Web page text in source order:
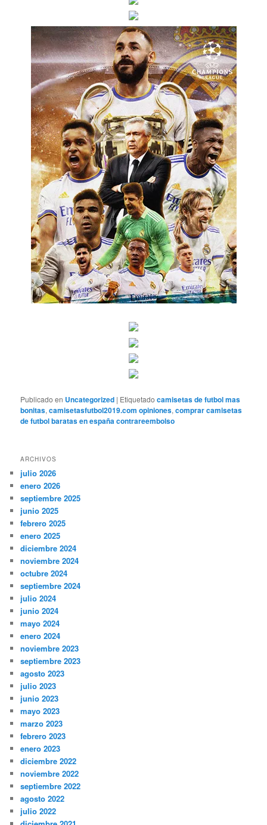
Publicado en Uncategorized | Etiquetado camisetas de futbol mas
bonitas,camisetasfutbol2019.com opiniones,comprar camisetas
de futbol baratas en españa contrareembolso
ARCHIVOS
julio 2026
enero 2026
septiembre 2025
junio 2025
febrero 2025
enero 2025
diciembre 2024
noviembre 2024
octubre 2024
septiembre 2024
julio 2024
junio 2024
mayo 2024
enero 2024
noviembre 2023
septiembre 2023
agosto 2023
julio 2023
junio 2023
mayo 2023
marzo 2023
febrero 2023
enero 2023
diciembre 2022
noviembre 2022
septiembre 2022
agosto 2022
julio 2022